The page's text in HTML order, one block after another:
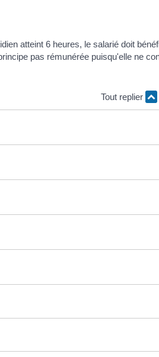
atteint 6 heures, le salarié doit
pas rémunérée puisqu'elle ne
Tout replier